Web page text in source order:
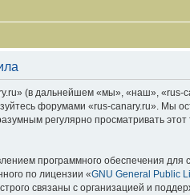
(в дальнейшем «мы», «наш», «rus-
форумами «rus-canary.ru». Мы
регулярно просматривать
программного обеспечения
по лицензии «GNU General Public
связаны с организацией и